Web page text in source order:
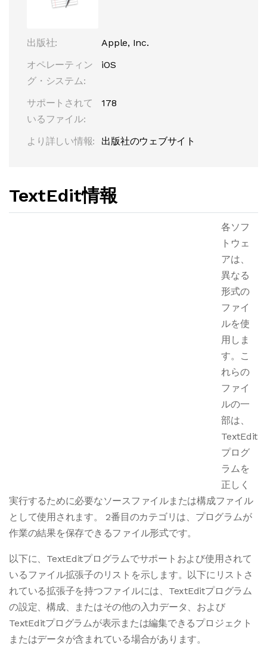
出版社:
Apple, Inc.
オペレーティン
グ・システム:
iOS
サポートされて
いるファイル:
178
より詳しい情報: 出版社のウェブサイト
TextEdit情報
各ソフ
トウェ
アは、
異なる
形式の
ファイ
ルを使
用しま
す。こ
れらの
ファイ
ルの一
部は、
TextEdit
プログ
ラムを
正しく
実行するために必要なソースファイルまたは構成ファイル
として使用されます。 2番目のカテゴリは、プログラムが
作業の結果を保存できるファイル形式です。
以下に、TextEditプログラムでサポートおよび使用されて
いるファイル拡張子のリストを示します。以下にリストさ
れている拡張子を持つファイルには、TextEditプログラム
の設定、構成、またはその他の入力データ、および
TextEditプログラムが表示または編集できるプロジェクト
またはデータが含まれている場合があります。